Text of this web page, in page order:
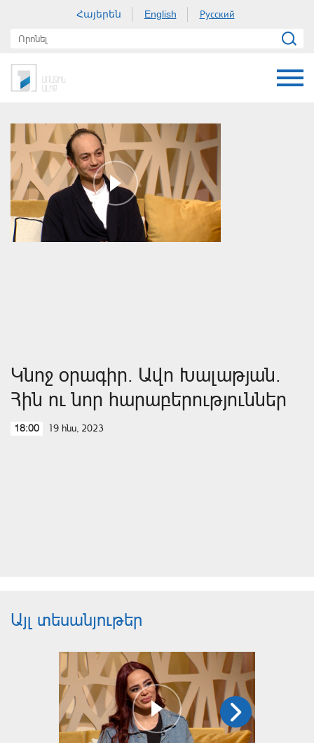
Հայերեն English Русский
Կնոջ օրագիր. Ավո Խալաթյան.
Հին ու նոր հարաբերություններ
18:00 19 հնս, 2023
Այլ տեսանյութեր